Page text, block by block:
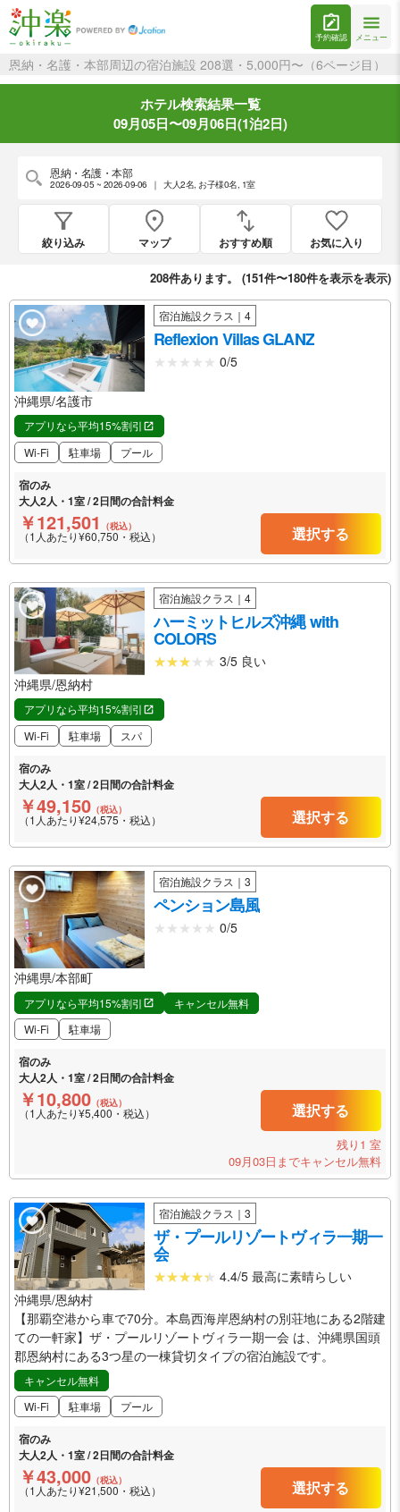
予約確認 メニュー
恩納・名護・本部周辺の宿泊施設 208選・5,000円〜（6ページ目）
ホテル検索結果一覧
09月05日〜09月06日(1泊2日)
恩納・名護・本部
2026-09-05 ~ 2026-09-06 ｜ 大人2名, お子様0名, 1室
絞り込み マップ おすすめ順 お気に入り
208件あります。 (151件〜180件を表示を表示)
宿泊施設クラス｜4
Reflexion Villas GLANZ
0/5
沖縄県/名護市
アプリなら平均15%割引
Wi-Fi
駐車場 プール
宿のみ
大人2人・1室 / 2日間の合計料金
￥121,501 （税込）
（1人あたり¥60,750・税込） 選択する
宿泊施設クラス｜4
ハーミットヒルズ沖縄 with
COLORS
3/5 良い
沖縄県/恩納村
アプリなら平均15%割引
Wi-Fi
駐車場 スパ
宿のみ
大人2人・1室 / 2日間の合計料金
￥49,150 （税込）
（1人あたり¥24,575・税込） 選択する
宿泊施設クラス｜3
ペンション島風
0/5
沖縄県/本部町
アプリなら平均15%割引
キャンセル無料
Wi-Fi
駐車場
宿のみ
大人2人・1室 / 2日間の合計料金
￥10,800 （税込）
（1人あたり¥5,400・税込） 選択する
残り1 室
09月03日までキャンセル無料
宿泊施設クラス｜3
ザ・プールリゾートヴィラ一期一
会
4.4/5 最高に素晴らしい
沖縄県/恩納村
【那覇空港から車で70分。本島西海岸恩納村の別荘地にある2階建
ての一軒家】ザ・プールリゾートヴィラ一期一会 は、沖縄県国頭
郡恩納村にある3つ星の一棟貸切タイプの宿泊施設です。
キャンセル無料
Wi-Fi
駐車場 プール
宿のみ
大人2人・1室 / 2日間の合計料金
￥43,000 （税込）
（1人あたり¥21,500・税込） 選択する